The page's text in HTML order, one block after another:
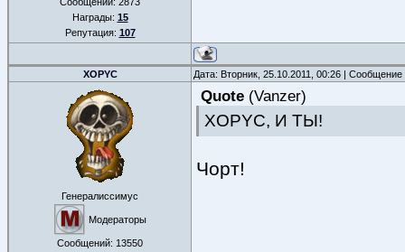
Награды: 15
Репутация: 107
XOPYC Дата: Вторник, 25.10.2011, 00:26 |
Генералиссимус
Модераторы
Сообщений: 13550
Quote (Vanzer)
XOPYC, И ТЫ!
Чорт!